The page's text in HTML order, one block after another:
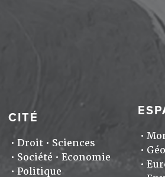
CITÉ
Droit
Sciences
Société
Economie
Politique